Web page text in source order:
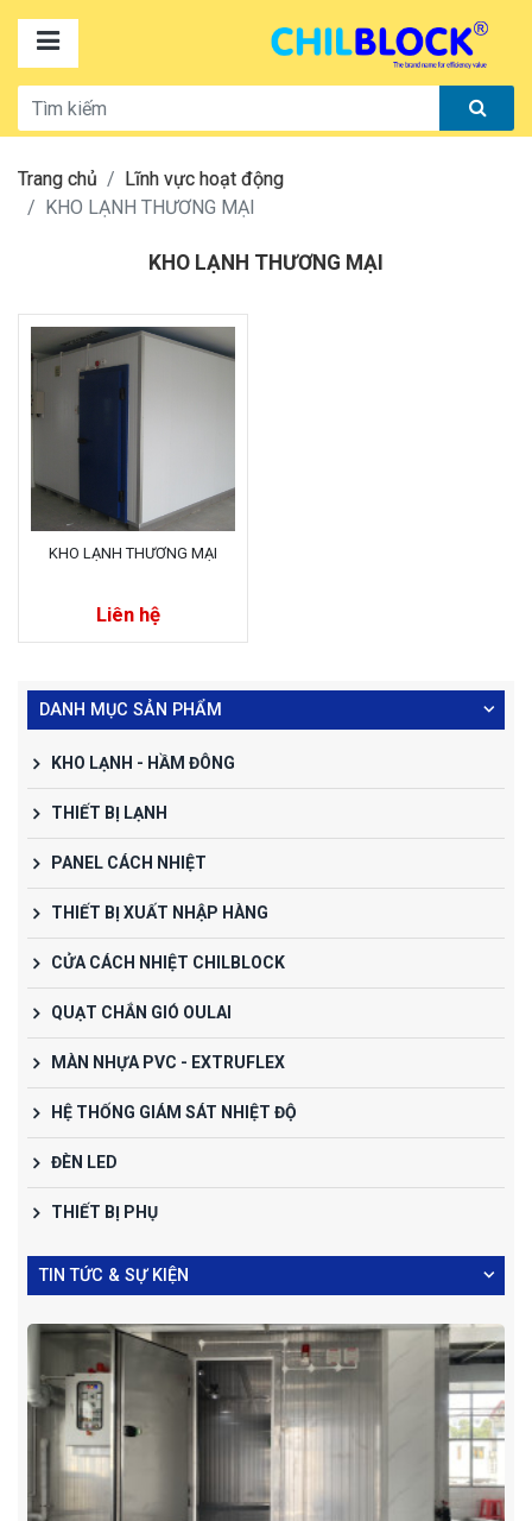
Trang chủ
Lĩnh vực hoạt động
KHO LẠNH THƯƠNG MẠI
KHO LẠNH THƯƠNG MẠI
KHO LẠNH THƯƠNG MẠI
Liên hệ
DANH MỤC SẢN PHẨM
KHO LẠNH - HẦM ĐÔNG
THIẾT BỊ LẠNH
PANEL CÁCH NHIỆT
THIẾT BỊ XUẤT NHẬP HÀNG
CỬA CÁCH NHIỆT CHILBLOCK
QUẠT CHẮN GIÓ OULAI
MÀN NHỰA PVC - EXTRUFLEX
HỆ THỐNG GIÁM SÁT NHIỆT ĐỘ
ĐÈN LED
THIẾT BỊ PHỤ
TIN TỨC & SỰ KIỆN